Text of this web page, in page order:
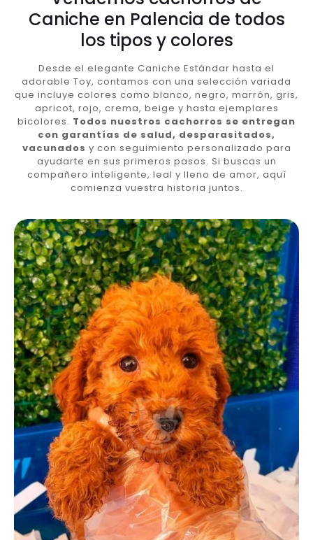
Caniche en Palencia de todos
los tipos y colores
Desde el elegante Caniche Estándar hasta el
adorable Toy, contamos con una selección variada
que incluye colores como blanco, negro, marrón, gris,
apricot, rojo, crema, beige y hasta ejemplares
bicolores. Todos nuestros cachorros se entregan
con garantías de salud, desparasitados,
vacunados y con seguimiento personalizado para
ayudarte en sus primeros pasos. Si buscas un
compañero inteligente, leal y lleno de amor, aquí
comienza vuestra historia juntos.